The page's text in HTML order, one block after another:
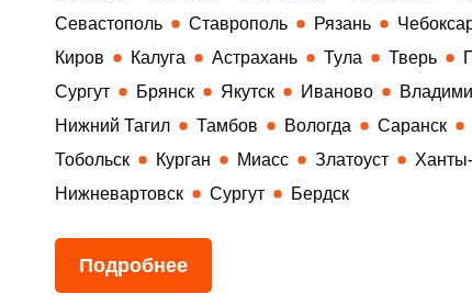
Севастополь
Ставрополь Рязань
Киров
Калуга Астрахань Тула Тверь
Сургут
Брянск Якутск Иваново
Нижний Тагил
Тамбов Вологда Саранск
Тобольск
Курган Миасс Златоуст
Нижневартовск
Сургут Бердск
Подробнее